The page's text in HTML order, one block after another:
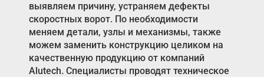
выявляем причину, устраняем дефекты
скоростных ворот. По необходимости
меняем детали, узлы и механизмы, также
можем заменить конструкцию целиком на
качественную продукцию от компаний
Alutech. Специалисты проводят техническое